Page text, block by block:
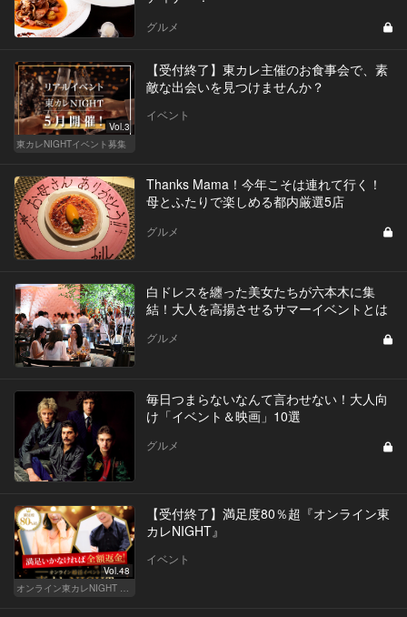
グルメ
Vol.3
東カレNIGHTイベント募集
【受付終了】東カレ主催のお食事会で、素
敵な出会いを見つけませんか？
イベント
Thanks Mama！今年こそは連れて行く！
母とふたりで楽しめる都内厳選5店
グルメ
白ドレスを纏った美女たちが六本木に集
結！大人を高揚させるサマーイベントとは
グルメ
毎日つまらないなんて言わせない！大人向
け「イベント＆映画」10選
グルメ
Vol.48
オンライン東カレNIGHT イベント募集
【受付終了】満足度80％超『オンライン東
カレNIGHT』
イベント